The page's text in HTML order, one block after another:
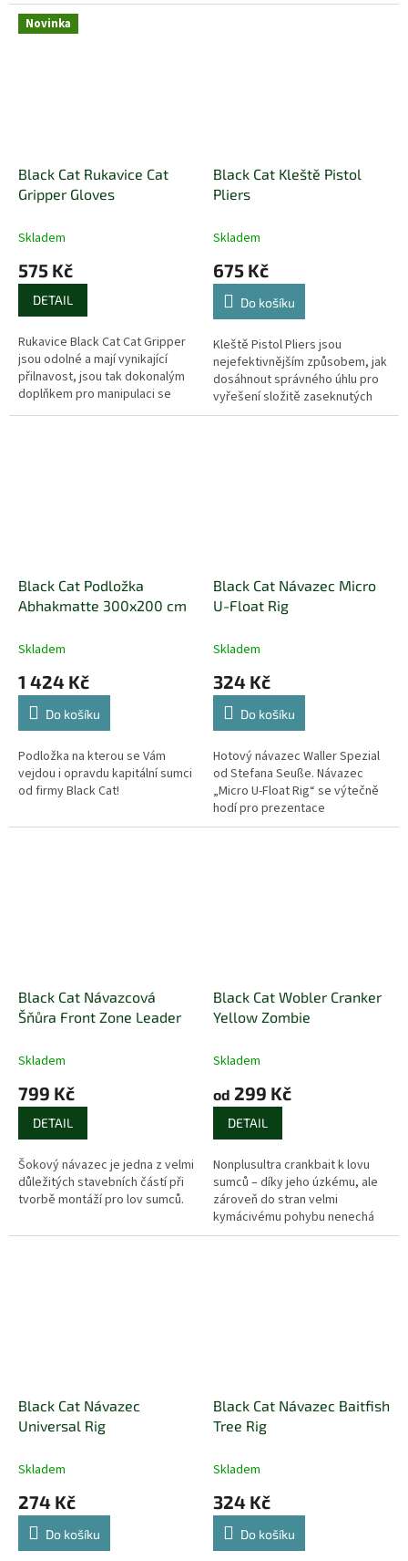
Novinka
Black Cat Rukavice Cat
Gripper Gloves
Skladem
575 Kč
DETAIL
Rukavice Black Cat Cat Gripper
jsou odolné a mají vynikající
přilnavost, jsou tak dokonalým
doplňkem pro manipulaci se
sumci.
Black Cat Kleště Pistol
Pliers
Skladem
675 Kč
Do košíku
Kleště Pistol Pliers jsou
nejefektivnějším způsobem, jak
dosáhnout správného úhlu pro
vyřešení složitě zaseknutých
háčků.
Black Cat Podložka
Abhakmatte 300x200 cm
Skladem
1 424 Kč
Do košíku
Podložka na kterou se Vám
vejdou i opravdu kapitální sumci
od firmy Black Cat!
Black Cat Návazec Micro
U-Float Rig
Skladem
324 Kč
Do košíku
Hotový návazec Waller Spezial
od Stefana Seuße. Návazec
„Micro U-Float Rig“ se výtečně
hodí pro prezentace
nástražních ryb a přírodních
Black Cat Návazcová
Šňůra Front Zone Leader
Skladem
799 Kč
DETAIL
Šokový návazec je jedna z velmi
důležitých stavebních částí při
tvorbě montáží pro lov sumců.
Black Cat Wobler Cranker
Yellow Zombie
Skladem
od 299 Kč
DETAIL
Nonplusultra crankbait k lovu
sumců – díky jeho úzkému, ale
zároveň do stran velmi
kymácivému pohybu nenechá
žádný sumec tuto nástrahu bez
Black Cat Návazec
Universal Rig
Skladem
274 Kč
Do košíku
Black Cat Návazec Baitfish
Tree Rig
Skladem
324 Kč
Do košíku